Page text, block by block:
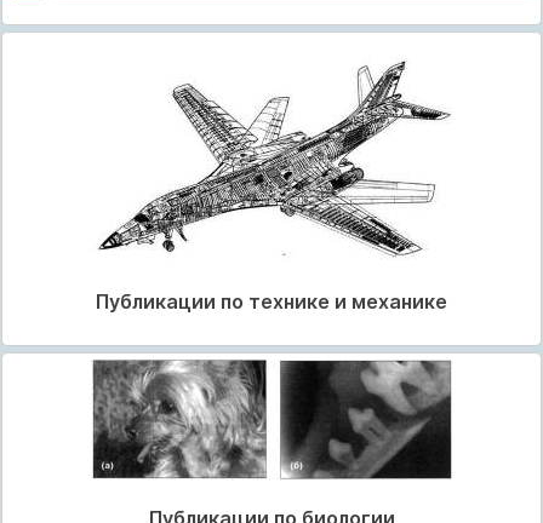
Публикации по технике и механике
Публикации по биологии